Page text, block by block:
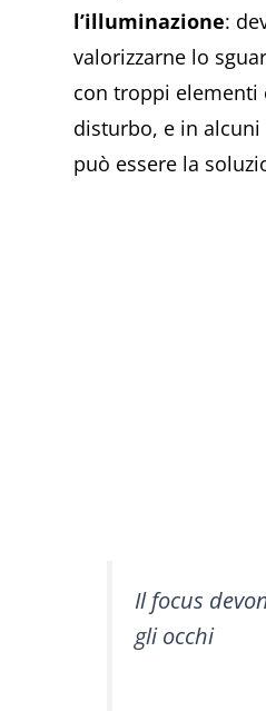
l’illuminazione:
valorizzarne lo
con troppi elementi
disturbo, e in
può essere la
Il focus
gli occhi